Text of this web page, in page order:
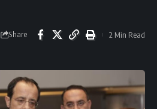
Share 2 Min Read